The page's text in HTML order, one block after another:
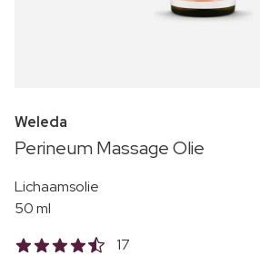
Weleda
Perineum Massage Olie
Lichaamsolie
50 ml
17